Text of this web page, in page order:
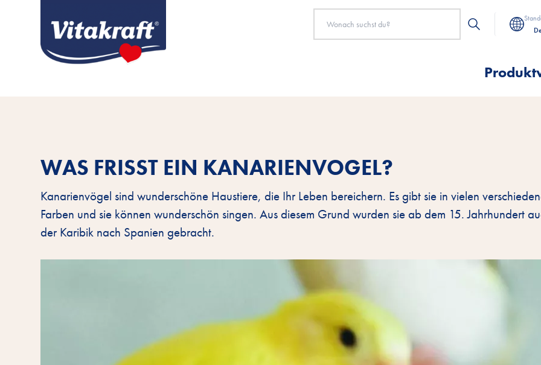
WAS FRISST EIN KANARIENVOGEL?
Kanarienvögel sind wunderschöne Haustiere, die Ihr Leben bereichern. Es gibt sie in vielen
Farben und sie können wunderschön singen. Aus diesem Grund wurden sie ab dem 15. Jahrhundert
der Karibik nach Spanien gebracht.